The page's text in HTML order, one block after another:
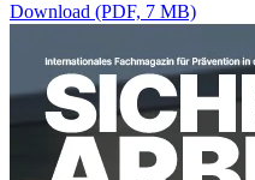
Download (PDF, 7 MB)